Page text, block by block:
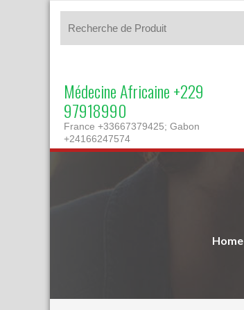
Médecine Africaine +229
97918990
France +33667379425; Gabon
+24166247574
Home